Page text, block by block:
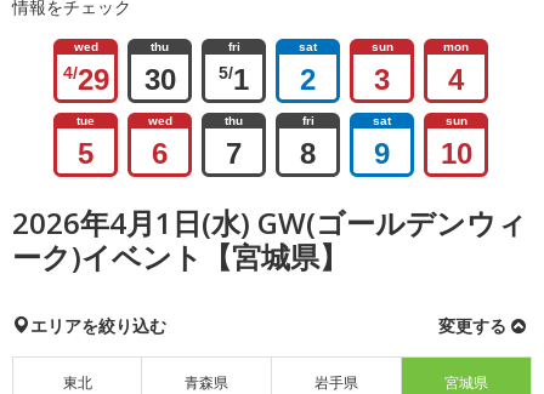
情報をチェック
wed
4/29
thu
30
fri
5/1
sat
2
sun
3
mon
4
tue
5
wed
6
thu
7
fri
8
sat
9
sun
10
2026年4月1日(水) GW(ゴールデンウィ
ーク)イベント【宮城県】
エリアを絞り込む 変更する
東北 青森県 岩手県 宮城県